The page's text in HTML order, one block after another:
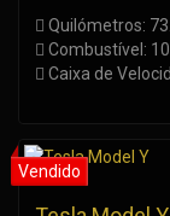
Quilómetros:
Combustível:
Caixa de